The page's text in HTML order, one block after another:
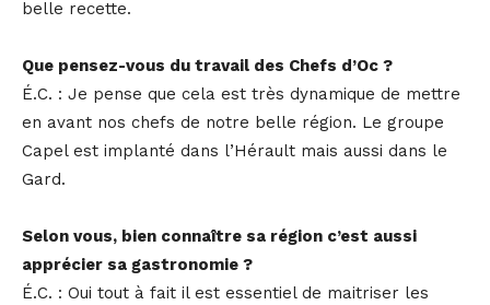
belle recette.
Que pensez-vous du travail des Chefs d’Oc ?
É.C. : Je pense que cela est très dynamique de mettre
en avant nos chefs de notre belle région. Le groupe
Capel est implanté dans l’Hérault mais aussi dans le
Gard.
Selon vous, bien connaître sa région c’est aussi
apprécier sa gastronomie ?
É.C. : Oui tout à fait il est essentiel de maitriser les